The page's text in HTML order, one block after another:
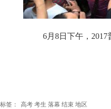
6月8日下午，2017
标签： 高考 考生 落幕 结束 地区